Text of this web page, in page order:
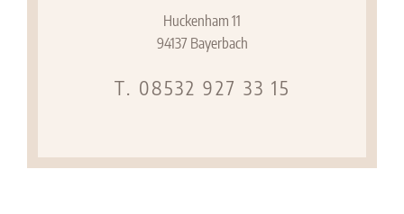
Huckenham 11
94137 Bayerbach
T. 08532 927 33 15‬